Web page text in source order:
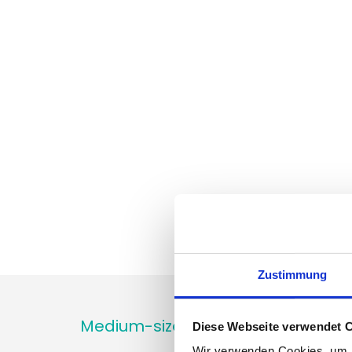
Zustimmung
Diese Webseite verwendet
Medium-sized M&A service